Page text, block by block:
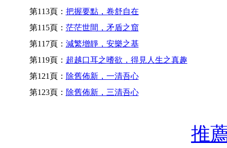
第113頁： 把握要點，卷舒自在
第115頁： 茫茫世間，矛盾之窟
第117頁： 減繁增靜，安樂之基
第119頁： 超越口耳之嗜欲，得見人生之真趣
第121頁： 除舊佈新，一清吾心
第123頁： 除舊佈新，三清吾心
推